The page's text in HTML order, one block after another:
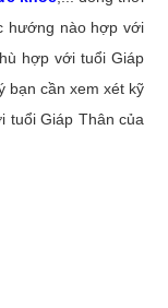
hướng nào hợp với
hợp với tuổi Giáp
bạn cần xem xét kỹ
tuổi Giáp Thân của